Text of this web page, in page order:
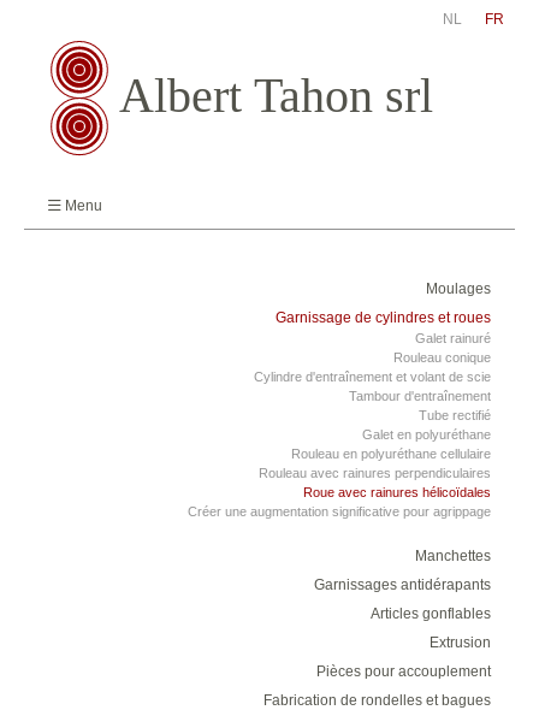
NL FR
Menu
Moulages
Garnissage de cylindres et roues
Galet rainuré
Rouleau conique
Cylindre d'entraînement et volant de scie
Tambour d'entraînement
Tube rectifié
Galet en polyuréthane
Rouleau en polyuréthane cellulaire
Rouleau avec rainures perpendiculaires
Roue avec rainures hélicoïdales
Créer une augmentation significative pour agrippage
Manchettes
Garnissages antidérapants
Articles gonflables
Extrusion
Pièces pour accouplement
Fabrication de rondelles et bagues